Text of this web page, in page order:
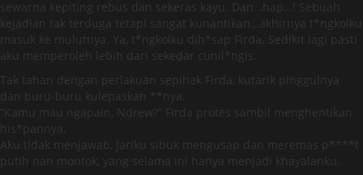
sewarna kepiting rebus dan sekeras kayu. Dan…hap…! Sebuah
kejadian tak terduga tetapi sangat kunantikan…akhirnya t*ngkolku
masuk ke mulutnya. Ya, t*ngkolku dih*sap Firda. Sedikit lagi pasti
aku memperoleh lebih dari sekedar cunil*ngis.
Tak tahan dengan perlakuan sepihak Firda, kutarik pinggulnya
dan buru-buru kulepaskan **nya.
“Kamu mau ngapain, Ndrew?” Firda protes sambil menghentikan
his*pannya.
Aku tidak menjawab, jariku sibuk mengusap dan meremas p****t
putih nan montok, yang selama ini hanya menjadi khayalanku.